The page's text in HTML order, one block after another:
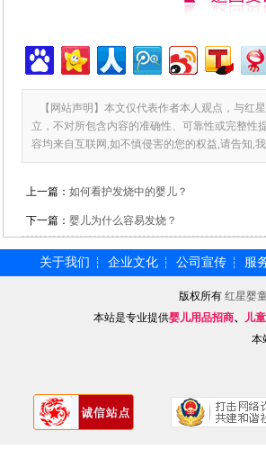
【网站声明】本文仅代表作者本人观点，与红
立，不对所包含内容的准确性、可靠性或完整性
容均来自互联网,如不慎侵害的您的权益,请告知,我
上一篇： 如何看护发烧中的婴儿？
下一篇： 婴儿为什么容易发烧？
关于我们 ┆ 企业文化 ┆ 公司宣传 ┆ 服
版权所有 红星婴
本站是专业提供婴儿用品招商、 儿
本